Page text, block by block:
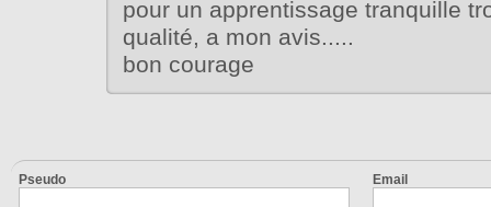
pour un apprentissage tranquille
qualité, a mon avis.....
bon courage
Pseudo Email